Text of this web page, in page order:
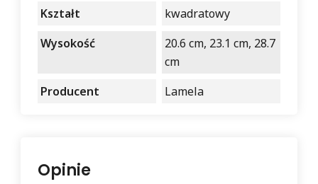
Kształt
kwadratowy
Wysokość
20.6 cm, 23.1 cm, 28.7
cm
Producent
Lamela
Opinie